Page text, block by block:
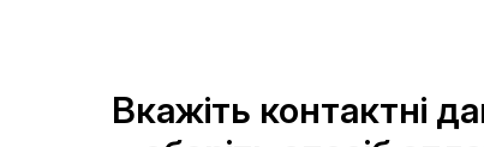
Вкажіть контактні